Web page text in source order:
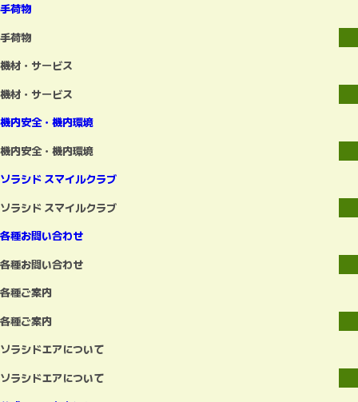
手荷物
手荷物
機材・サービス
機材・サービス
機内安全・機内環境
機内安全・機内環境
ソラシド スマイルクラブ
ソラシド スマイルクラブ
各種お問い合わせ
各種お問い合わせ
各種ご案内
各種ご案内
ソラシドエアについて
ソラシドエアについて